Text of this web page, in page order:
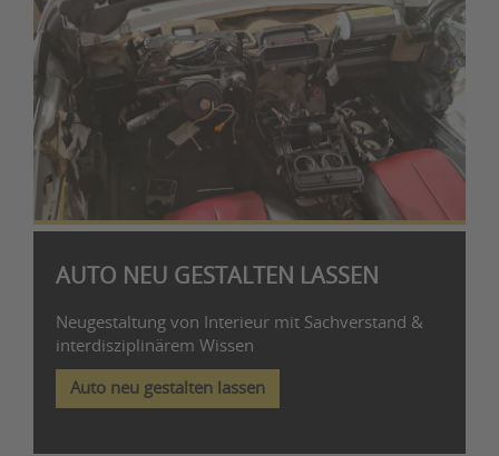
AUTO NEU GESTALTEN LASSEN
Neugestaltung von Interieur mit Sachverstand &
interdisziplinärem Wissen
Auto neu gestalten lassen